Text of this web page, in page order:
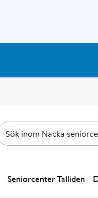
Seniorcenter Talliden